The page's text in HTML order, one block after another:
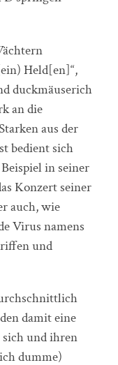
Held[en]“,
duckmäuserich
an die
aus der
bedient sich
in seiner
Konzert seiner
auch, wie
Virus namens
und
damit eine
und ihren
dumme)